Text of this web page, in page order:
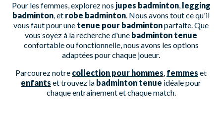
Pour les femmes, explorez nos jupes badminton, legging
badminton, et robe badminton. Nous avons tout ce qu'il
vous faut pour une tenue pour badmintonparfaite. Que
vous soyez à la recherche d'une badminton tenue
confortable ou fonctionnelle, nous avons les options
adaptées pour chaque joueur.
Parcourez notre collection pour hommes, femmes et
enfants et trouvez la badminton tenue idéale pour
chaque entraînement et chaque match.